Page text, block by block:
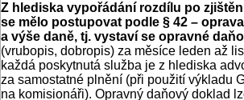
Z hlediska vypořádání rozdílu po
se mělo postupovat podle § 42 –
a výše daně, tj. vystaví se opravné
(vrubopis, dobropis) za měsíce leden až
každá poskytnutá služba je z hlediska
za samostatné plnění (při použití výkladu
na komisionáři). Opravný daňový doklad